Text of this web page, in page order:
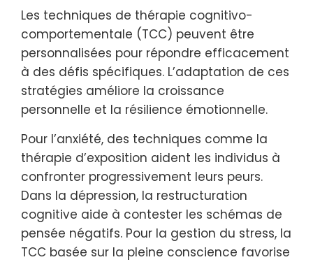
Les techniques de thérapie cognitivo-
comportementale (TCC) peuvent être
personnalisées pour répondre efficacement
à des défis spécifiques. L’adaptation de ces
stratégies améliore la croissance
personnelle et la résilience émotionnelle.
Pour l’anxiété, des techniques comme la
thérapie d’exposition aident les individus à
confronter progressivement leurs peurs.
Dans la dépression, la restructuration
cognitive aide à contester les schémas de
pensée négatifs. Pour la gestion du stress, la
TCC basée sur la pleine conscience favorise